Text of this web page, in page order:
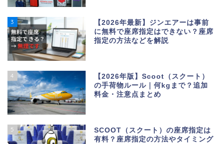
3
【2026年最新】ジンエアーは事前
に無料で座席指定はできない？座席
指定の方法などを解説
4
【2026年版】Scoot（スクート）
の手荷物ルール｜何kgまで？追加
料金・注意点まとめ
5
SCOOT（スクート）の座席指定は
有料？座席指定の方法やタイミング